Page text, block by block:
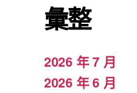
彙整
2026 年 7 月
2026 年 6 月